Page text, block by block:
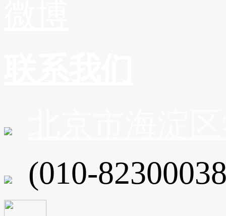
(010-